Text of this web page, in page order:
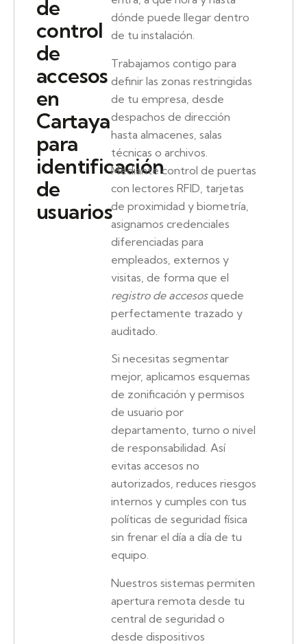
de
control
de
accesos
en
Cartaya
para
identificación
de
usuarios
dónde puede llegar dentro
de tu instalación.
Trabajamos contigo para
definir las zonas restringidas
de tu empresa, desde
despachos de dirección
hasta almacenes, salas
técnicas o archivos.
Mediante control de puertas
con lectores RFID, tarjetas
de proximidad y biometría,
asignamos credenciales
diferenciadas para
empleados, externos y
visitas, de forma que el
registro de accesosquede
perfectamente trazado y
auditado.
Si necesitas segmentar
mejor, aplicamos esquemas
de zonificación y permisos
de usuario por
departamento, turno o nivel
de responsabilidad. Así
evitas accesos no
autorizados, reduces riesgos
internos y cumples con tus
políticas de seguridad física
sin frenar el día a día de tu
equipo.
Nuestros sistemas permiten
apertura remota desde tu
central de seguridad o
desde dispositivos